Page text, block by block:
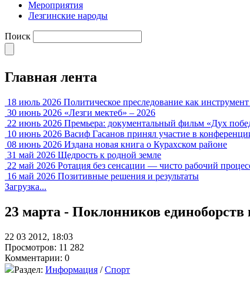
Мероприятия
Лезгинские народы
Поиск
Главная лента
18 июль 2026 Политическое преследование как
30 июнь 2026 «Лезги мектеб» – 2026
22 июнь 2026 Премьера: документальный фильм «Дух
10 июнь 2026 Васиф Гасанов принял участие в
08 июнь 2026 Издана новая книга о Курахском районе
31 май 2026 Щедрость к родной земле
22 май 2026 Ротация без сенсации — чисто рабочий
16 май 2026 Позитивные решения и результаты
Загрузка...
23 марта - Поклонников
22 03 2012, 18:03
Просмотров: 11 282
Комментарии: 0
Раздел: Информация /Спорт